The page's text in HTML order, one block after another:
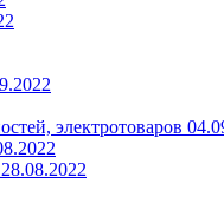
электротоваров